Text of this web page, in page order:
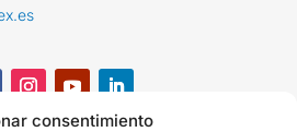
consentimiento